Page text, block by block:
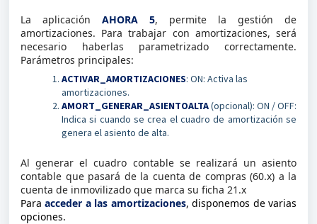
La aplicación AHORA 5, permite la gestión de
amortizaciones. Para trabajar con amortizaciones, será
necesario haberlas parametrizado correctamente.
Parámetros principales:
ACTIVAR_AMORTIZACIONES: ON: Activa las
amortizaciones.
AMORT_GENERAR_ASIENTOALTA(opcional): ON / OFF:
Indica si cuando se crea el cuadro de amortización se
genera el asiento de alta.
Al generar el cuadro contable se realizará un asiento
contable que pasará de la cuenta de compras (60.x) a la
cuenta de inmovilizado que marca su ficha 21.x
Paraacceder a las amortizaciones, disponemos de varias
opciones.